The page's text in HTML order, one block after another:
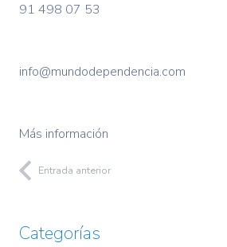
91 498 07 53
info@mundodependencia.com
Más información
Entrada anterior
Categorías